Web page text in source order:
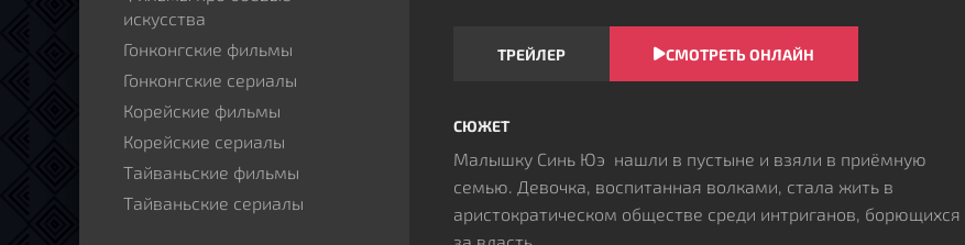
ТРЕЙЛЕР СМОТРЕТЬ ОНЛАЙН
СЮЖЕТ
Малышку Синь Юэ нашли в пустыне и взяли в приёмную
семью. Девочка, воспитанная волками, стала жить в
аристократическом обществе среди интриганов, борющихся
искусства
Гонконгские фильмы
Гонконгские сериалы
Корейские фильмы
Корейские сериалы
Тайваньские фильмы
Тайваньские сериалы